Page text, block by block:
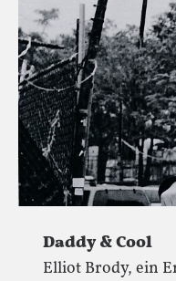
Daddy & Cool
Elliot Brody, ein